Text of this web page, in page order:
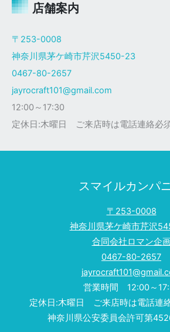
Ｘ
ク
様
店舗案内
〒253-0008
神奈川県茅ケ崎市芹沢5450-23
0467-80-2657
jayrocraft101@gmail.com
12:00～17:30
定休日:木曜日 ご来店時は電話連絡必
スマイルカンパ
〒253-0008
神奈川県茅ケ崎市芹沢
合同会社ロマン企
0467-80-2657
営業時間 12:00～
定休日:木曜日 ご来店時は電話連絡
神奈川県公安委員会許可第